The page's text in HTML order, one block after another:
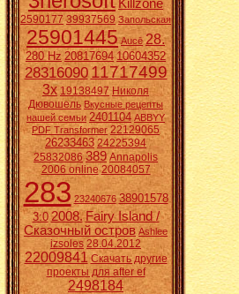
Killzone
2590177 39937569 Запольская
25901445 Aucē 28.
280 Hz 20817694 10604352
2831609011717499
3x 19138497 Николя
Дювошель Вкусные рецепты
нашей семьи 2401104 ABBYY
PDF Transformer 22129065
26233463 24225394
25832086 389 Annapolis
2006 online 20084057
283 23240676 38901578
3:0 2008. Fairy Island /
Сказочный остров Ashlee
izsoles 28.04.2012
22009841 Скачать другие
проекты для after ef
2498184